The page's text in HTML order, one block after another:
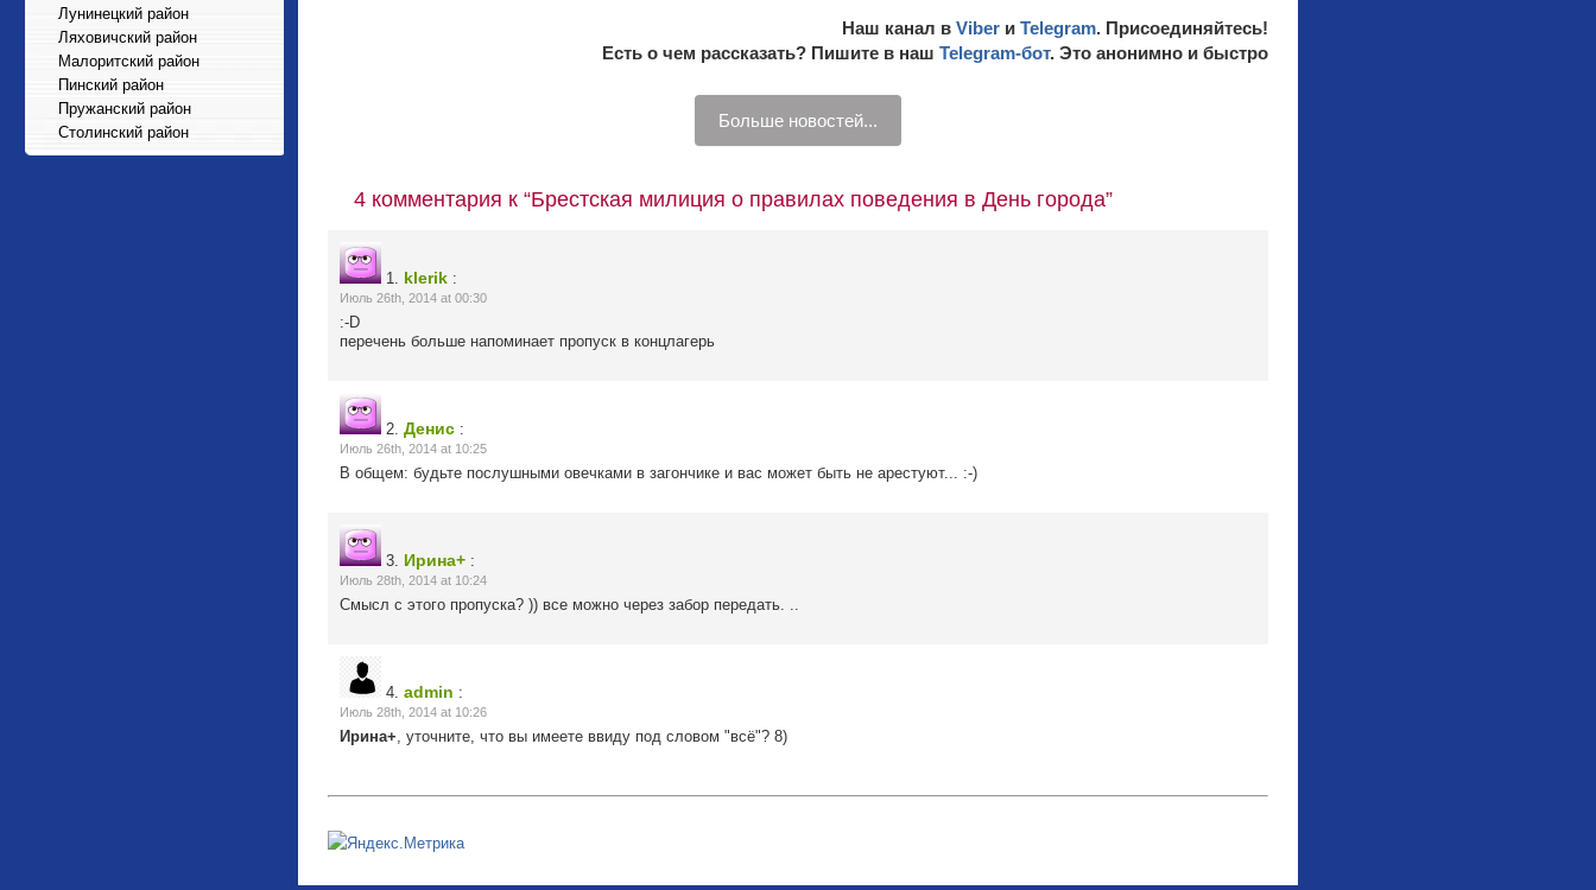
Лунинецкий район
Ляховичский район
Малоритский район
Пинский район
Пружанский район
Столинский район
Наш канал в Viber и Telegram. Присоединяйтесь!
Есть о чем рассказать? Пишите в наш Telegram-бот. Это анонимно и быстро
Больше новостей...
4 комментария к “Брестская милиция о правилах поведения в День города”
1. klerik :
Июль 26th, 2014 at 00:30
:-D
перечень больше напоминает пропуск в концлагерь
2. Денис :
Июль 26th, 2014 at 10:25
В общем: будьте послушными овечками в загончике и вас может быть не арестуют... :-)
3. Ирина+ :
Июль 28th, 2014 at 10:24
Смысл с этого пропуска? )) все можно через забор передать. ..
4. admin :
Июль 28th, 2014 at 10:26
Ирина+, уточните, что вы имеете ввиду под словом "всё"? 8)